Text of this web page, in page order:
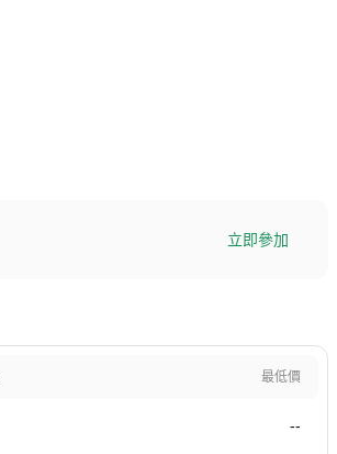
立即參加
最低價
--